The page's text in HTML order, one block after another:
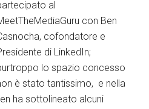
al
con Ben
cofondatore e
di LinkedIn;
lo spazio concesso
è stato tantissimo, e nella
ha sottolineato alcuni